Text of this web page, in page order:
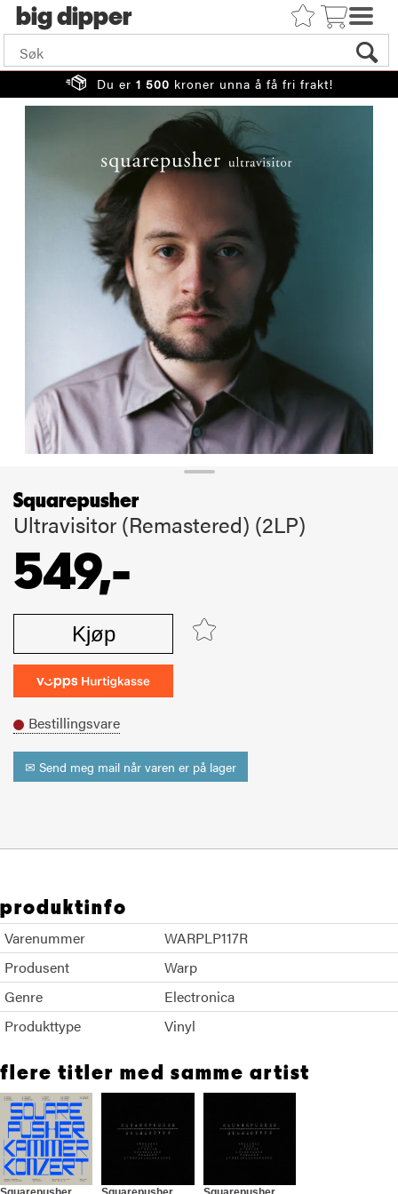
big
Du er 1 500 kroner unna å få fri frakt!
Squarepusher
Ultravisitor (Remastered) (2LP)
549,-
Kjøp
Bestillingsvare
✉ Send meg mail når varen er på lager
produktinfo
Varenummer
WARPLP117R
Produsent
Warp
Genre
Electronica
Produkttype
Vinyl
flere titler med samme artist